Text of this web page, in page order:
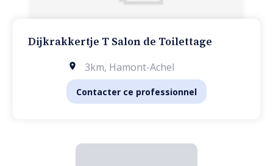
Dijkrakkertje T Salon de Toilettage
3km, Hamont-Achel
Contacter ce professionnel